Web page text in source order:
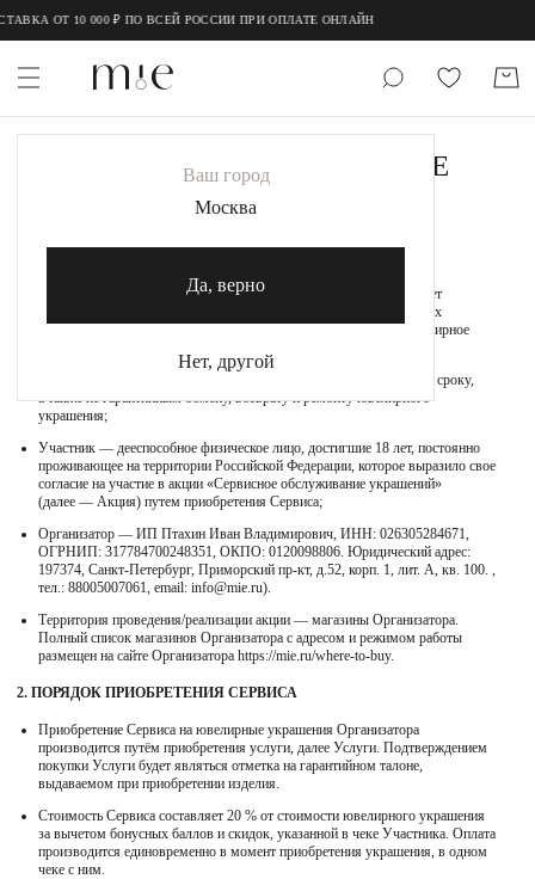
ОТ 10 000 ₽ ПО ВСЕЙ РОССИИ ПРИ ОПЛАТЕ ОНЛАЙН
MIESTILO
Коллекции
Образы
Магазины
MIE КЛУБ
Личный кабинет
Избранное
Москва
Ваш город
Москва
Да, верно
Нет, другой
СЕРВИСНОЕ ОБСЛУЖИВАНИЕ
УКРАШЕНИЙ
Сервисное обслуживание украшений (далее — Сервис) — означает
взаимоотношения между Участником и Организатором, в которых
Участник приобретает дополнительные сервисные услуги на ювелирное
Привилегии — сервисные услуги по увеличенному гарантийному сроку,
а также не гарантийным обмену, возврату и ремонту ювелирного
украшения;
Участник — дееспособное физическое лицо, достигшие 18 лет, постоянно
проживающее на территории Российской Федерации, которое выразило свое
согласие на участие в акции «Сервисное обслуживание украшений»
(далее — Акция) путем приобретения Сервиса;
Организатор — ИП Птахин Иван Владимирович, ИНН: 026305284671,
ОГРНИП: 317784700248351, ОКПО: 0120098806. Юридический адрес:
197374, Санкт-Петербург, Приморский пр-кт, д.52, корп. 1, лит. А, кв. 100. ,
тел.: 88005007061, email: info@mie.ru).
Территория проведения/реализации акции — магазины Организатора.
Полный список магазинов Организатора с адресом и режимом работы
размещен на сайте Организатора https://mie.ru/where-to-buy.
2. ПОРЯДОК ПРИОБРЕТЕНИЯ СЕРВИСА
Приобретение Сервиса на ювелирные украшения Организатора
производится путём приобретения услуги, далее Услуги. Подтверждением
покупки Услуги будет являться отметка на гарантийном талоне,
выдаваемом при приобретении изделия.
Стоимость Сервиса составляет 20 % от стоимости ювелирного украшения
за вычетом бонусных баллов и скидок, указанной в чеке Участника. Оплата
производится единовременно в момент приобретения украшения, в одном
чеке с ним.